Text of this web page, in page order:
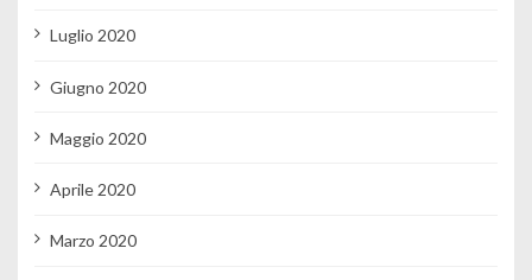
Luglio 2020
Giugno 2020
Maggio 2020
Aprile 2020
Marzo 2020